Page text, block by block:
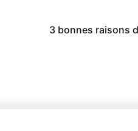
3 bonnes raisons